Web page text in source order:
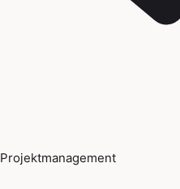
Projektmanagement